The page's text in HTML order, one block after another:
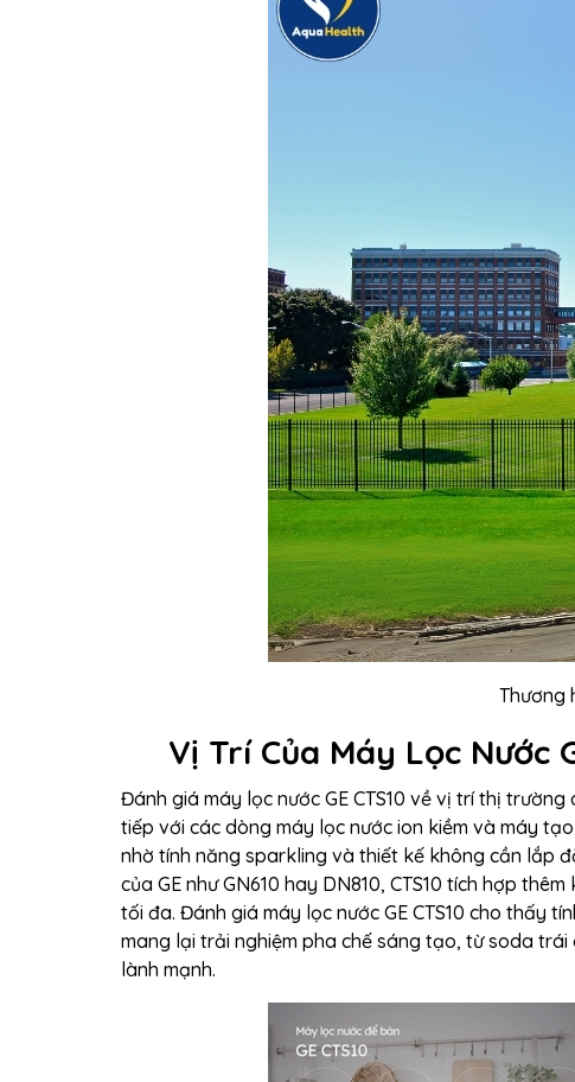
Thương
Vị Trí Của Máy Lọc Nước
Đánh giá máy lọc nước GE CTS10 về vị trí thị
tiếp với các dòng máy lọc nước ion kiềm và máy
nhờ tính năng sparkling và thiết kế không cần lắp
của GE như GN610 hay DN810, CTS10 tích hợp
tối đa. Đánh giá máy lọc nước GE CTS10 cho thấy
mang lại trải nghiệm pha chế sáng tạo, từ soda
lành mạnh.